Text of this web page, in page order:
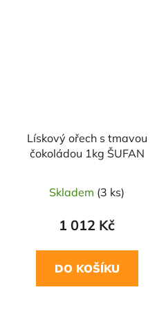
Lískový ořech s tmavou
čokoládou 1kg ŠUFAN
Skladem (3 ks)
1 012 Kč
DO KOŠÍKU